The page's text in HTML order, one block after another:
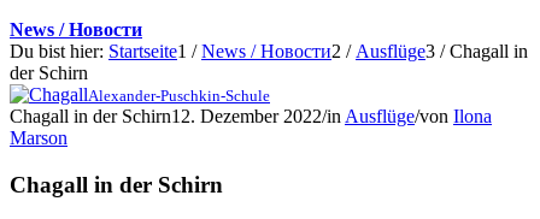
News / Новости
Du bist hier: Startseite1 / News / Новости2 / Ausflüge3 / Chagall in
der Schirn
Alexander-Puschkin-Schule
Chagall in der Schirn12. Dezember 2022/in Ausflüge/von Ilona
Marson
Chagall in der Schirn